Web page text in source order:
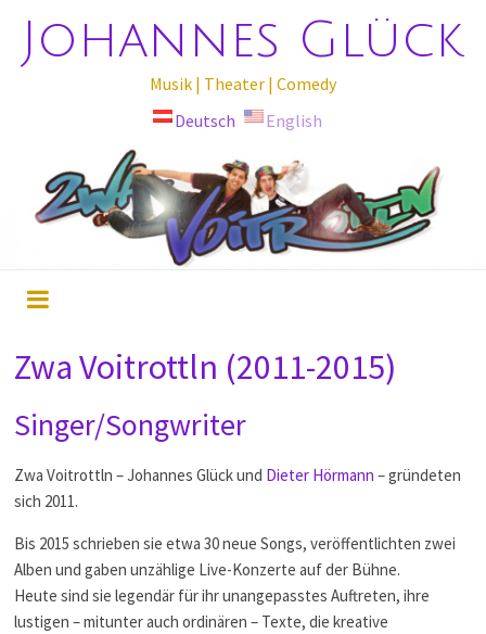
Johannes Glück
Musik | Theater | Comedy
Deutsch
English
Zwa Voitrottln (2011-2015)
Singer/Songwriter
Zwa Voitrottln – Johannes Glück und Dieter Hörmann – gründeten
sich 2011.
Bis 2015 schrieben sie etwa 30 neue Songs, veröffentlichten zwei
Alben und gaben unzählige Live-Konzerte auf der Bühne.
Heute sind sie legendär für ihr unangepasstes Auftreten, ihre
lustigen – mitunter auch ordinären – Texte, die kreative